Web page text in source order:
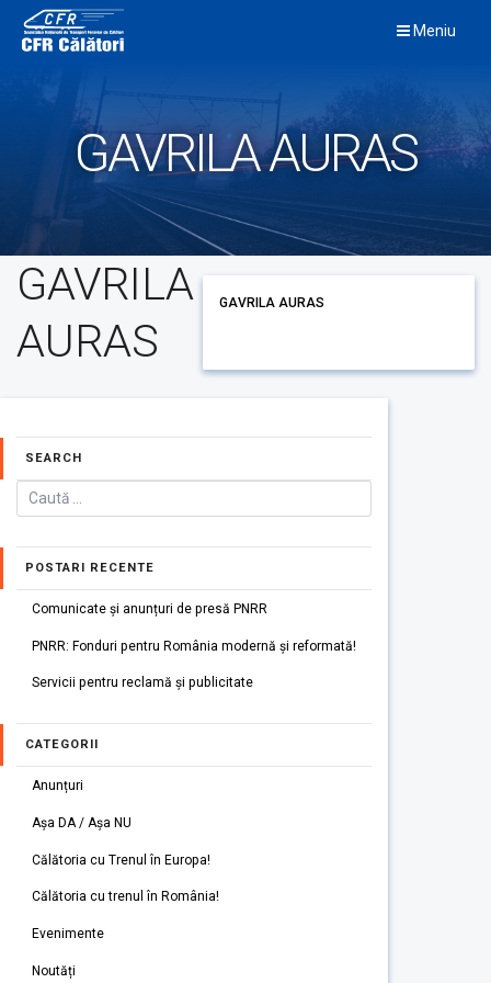
content
Meniu
GAVRILA AURAS
GAVRILA
AURAS
GAVRILA AURAS
SEARCH
POSTARI RECENTE
Comunicate și anunțuri de presă PNRR
PNRR: Fonduri pentru România modernă și reformată!
Servicii pentru reclamă și publicitate
CATEGORII
Anunțuri
Așa DA / Așa NU
Călătoria cu Trenul în Europa!
Călătoria cu trenul în România!
Evenimente
Noutăți